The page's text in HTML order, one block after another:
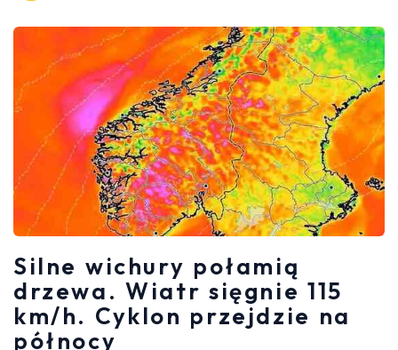
Silne wichury połamią
drzewa. Wiatr sięgnie 115
km/h. Cyklon przejdzie na
północy